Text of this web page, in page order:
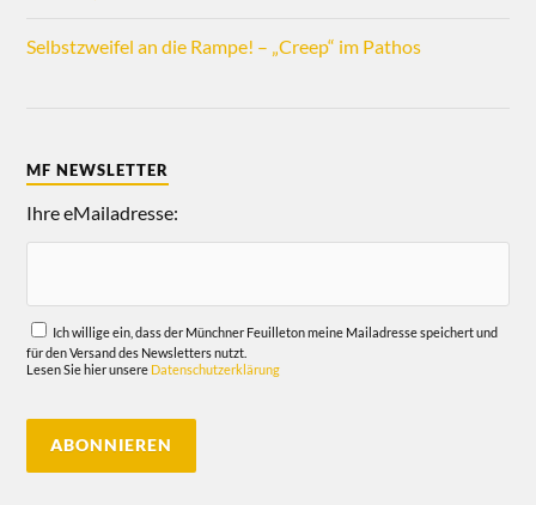
Selbstzweifel an die Rampe! – „Creep“ im Pathos
MF NEWSLETTER
Ihre eMailadresse:
Ich willige ein, dass der Münchner Feuilleton meine Mailadresse speichert und
für den Versand des Newsletters nutzt.
Lesen Sie hier unsere Datenschutzerklärung